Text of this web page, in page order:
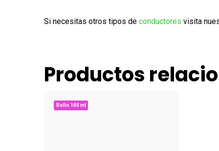
Si necesitas otros tipos de conductores visita
Productos
Rollo 100 mt